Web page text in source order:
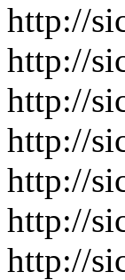
http://
http://
http://
http://
http://
http://
http://